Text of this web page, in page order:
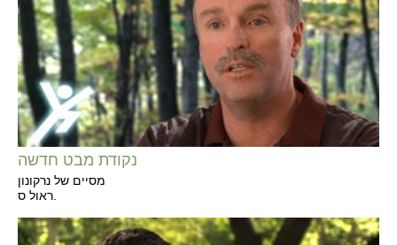
נקודת מבט חדשה
מסיים של נרקונון
ראול ס.